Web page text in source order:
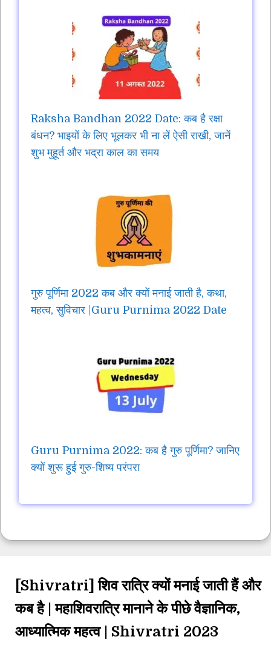
Raksha Bandhan 2022 Date: कब है रक्षा
बंधन? भाइयों के लिए भूलकर भी ना लें ऐसी राखी, जानें
शुभ मुहूर्त और भद्रा काल का समय
गुरु पूर्णिमा 2022 कब और क्यों मनाई जाती है, कथा,
महत्व, सुविचार |Guru Purnima 2022 Date
Guru Purnima 2022: कब है गुरु पूर्णिमा? जानिए
क्यों शुरू हुई गुरु-शिष्य परंपरा
[Shivratri] शिव रात्रि क्यों मनाई जाती हैं और
कब है | महाशिवरात्रि मानाने के पीछे वैज्ञानिक,
आध्यात्मिक महत्व | Shivratri 2023